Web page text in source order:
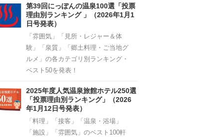
第39回にっぽんの温泉100選「投票
理由別ランキング 」（2026年1月1
日号発表）
「雰囲気」「見所・レジャー＆体
験」「泉質」「郷土料理・ご当地グ
ルメ」の各カテゴリ別ランキング・
ベスト50を発表！
2025年度人気温泉旅館ホテル250選
「投票理由別ランキング」（2026
年1月12日号発表）
「料理」「接客」「温泉・浴場」
「施設」「雰囲気」のベスト100軒